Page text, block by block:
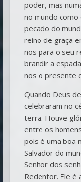
poder, mas
no mundo
pecado do
reino de graça
nos para o seu
brandir a
nos o presente
Quando Deus
celebraram no
terra. Houve
entre os
pois é uma boa
Salvador do
Senhor dos
Redentor. Ele é